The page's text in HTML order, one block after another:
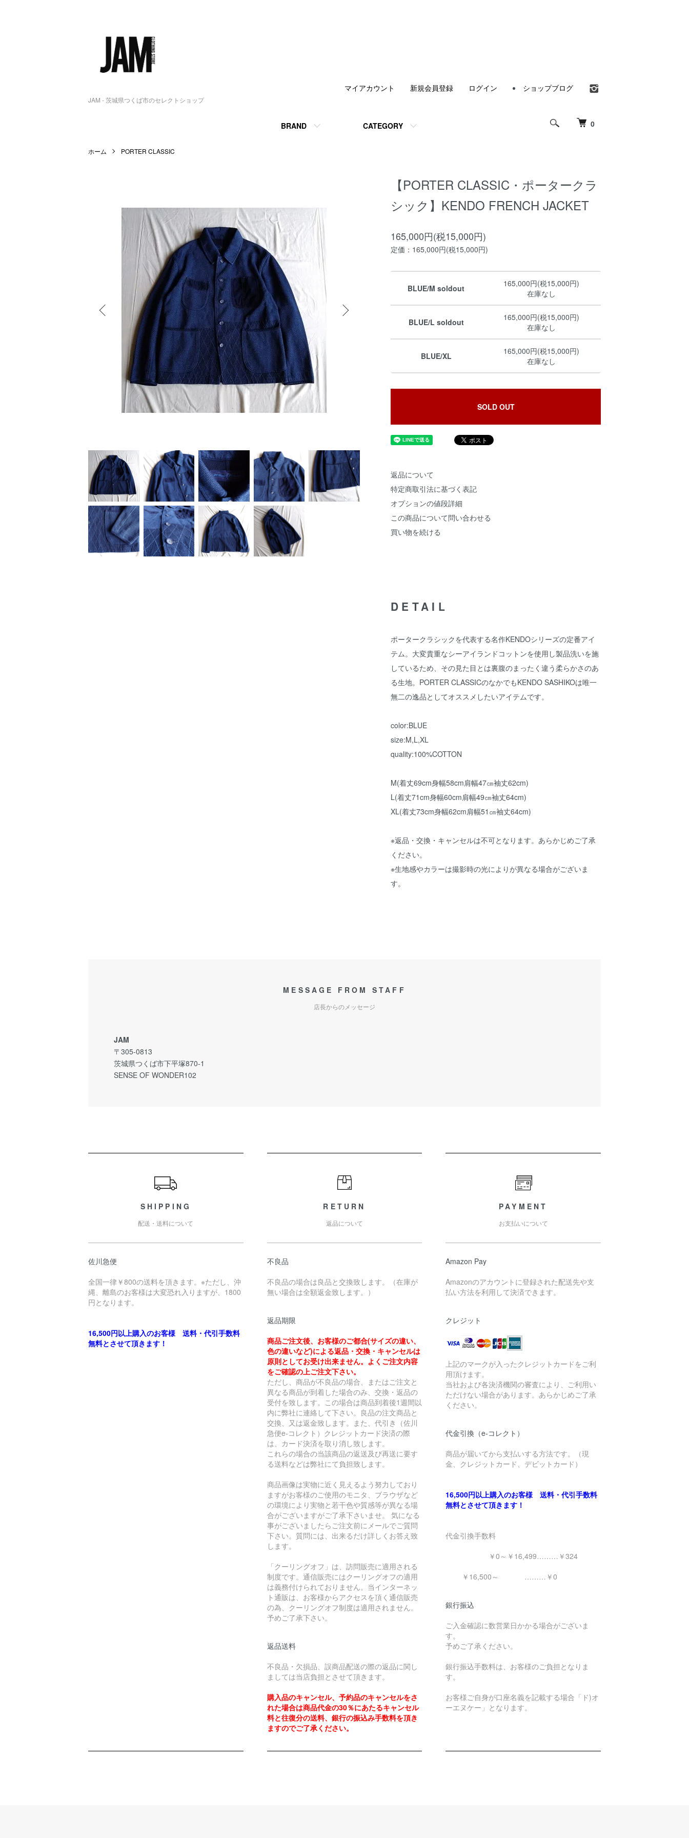
JAM - 茨城県つくば市のセレクトショップ
0
BRAND CATEGORY
マイアカウント 新規会員登録 ログイン ショップブログ
ホーム PORTER CLASSIC
【PORTER CLASSIC・ポータークラ
シック】KENDO FRENCH JACKET
165,000円(税15,000円)
定価：165,000円(税15,000円)
BLUE/M soldout
165,000円(税15,000円)
在庫なし
BLUE/L soldout
165,000円(税15,000円)
在庫なし
BLUE/XL
165,000円(税15,000円)
在庫なし
SOLD OUT
返品について
特定商取引法に基づく表記
オプションの値段詳細
この商品について問い合わせる
買い物を続ける
DETAIL
ポータークラシックを代表する名作KENDOシリーズの定番アイ
テム。大変貴重なシーアイランドコットンを使用し製品洗いを施
しているため、その見た目とは裏腹のまったく違う柔らかさのあ
る生地。PORTER CLASSICのなかでもKENDO SASHIKOは唯一
無二の逸品としてオススメしたいアイテムです。
color:BLUE
size:M,L,XL
quality:100%COTTON
M(着丈69cm身幅58cm肩幅47㎝袖丈62cm)
L(着丈71cm身幅60cm肩幅49㎝袖丈64cm)
XL(着丈73cm身幅62cm肩幅51㎝袖丈64cm)
※返品・交換・キャンセルは不可となります。あらかじめご了承
ください。
※生地感やカラーは撮影時の光によりが異なる場合がございま
す。
MESSAGE FROM STAFF
店長からのメッセージ
JAM
〒305-0813
茨城県つくば市下平塚870-1
SENSE OF WONDER102
SHIPPING
配送・送料について
佐川急便
全国一律￥800の送料を頂きます。※ただし、沖
縄、離島のお客様は大変恐れ入りますが、1800
円となります。
16,500円以上購入のお客様 送料・代引手数料
無料とさせて頂きます！
RETURN
返品について
不良品
不良品の場合は良品と交換致します。（在庫が
無い場合は全額返金致します。）
返品期限
商品ご注文後、お客様のご都合(サイズの違い、
色の違いなど)による返品・交換・キャンセルは
原則としてお受け出来ません。よくご注文内容
をご確認の上ご注文下さい。
ただし、商品が不良品の場合、またはご注文と
異なる商品が到着した場合のみ、交換・返品の
受付を致します。この場合は商品到着後1週間以
内に弊社に連絡して下さい。良品の注文商品と
交換、又は返金致します。また、代引き（佐川
急便e-コレクト）クレジットカード決済の際
は、カード決済を取り消し致します。
これらの場合の当該商品の返送及び再送に要す
る送料などは弊社にて負担致します。
商品画像は実物に近く見えるよう努力しており
ますがお客様のご使用のモニタ、ブラウザなど
の環境により実物と若干色や質感等が異なる場
合がございますがご了承下さいませ。 気になる
事がございましたらご注文前にメールでご質問
下さい。質問には、出来るだけ詳しくお答え致
します。
「クーリングオフ」は、訪問販売に適用される
制度です。通信販売にはクーリングオフの適用
は義務付けられておりません。当インターネッ
ト通販は、お客様からアクセスを頂く通信販売
の為、クーリングオフ制度は適用されません。
予めご了承下さい。
返品送料
不良品・欠損品、誤商品配送の際の返品に関し
ましては当店負担とさせて頂きます。
購入品のキャンセル、予約品のキャンセルをさ
れた場合は商品代金の30％にあたるキャンセル
料と往復分の送料、銀行の振込み手数料を頂き
ますのでご了承ください。
PAYMENT
お支払いについて
Amazon Pay
Amazonのアカウントに登録された配送先や支
払い方法を利用して決済できます。
クレジット
上記のマークが入ったクレジットカードをご利
用頂けます。
当社および各決済機関の審査により、ご利用い
ただけない場合があります。あらかじめご了承
ください。
代金引換（e-コレクト）
商品が届いてから支払いする方法です。（現
金、クレジットカード、デビットカード）
16,500円以上購入のお客様 送料・代引手数料
無料とさせて頂きます！
代金引換手数料
￥0～￥16,499………￥324
￥16,500～ ………￥0
銀行振込
ご入金確認に数営業日かかる場合がございま
す。
予めご了承ください。
銀行振込手数料は、お客様のご負担となりま
す。
お客様ご自身が口座名義を記載する場合「ド)オ
ーエヌケー」となります。